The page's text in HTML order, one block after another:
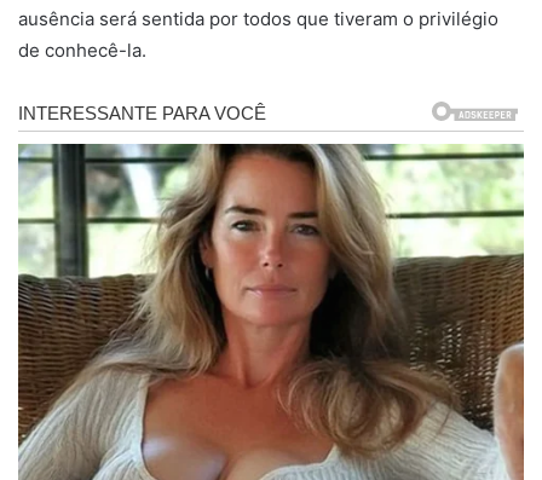
ausência será sentida por todos que tiveram o privilégio
de conhecê-la.